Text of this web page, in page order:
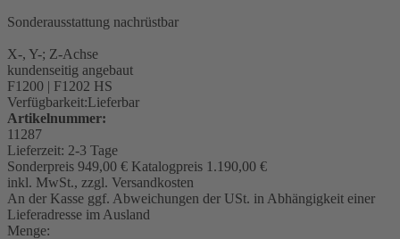
Sonderausstattung nachrüstbar
X-, Y-; Z-Achse
kundenseitig angebaut
F1200 | F1202 HS
Verfügbarkeit:Lieferbar
Artikelnummer:
11287
Lieferzeit: 2-3 Tage
Sonderpreis 949,00 € Katalogpreis 1.190,00 €
inkl. MwSt., zzgl. Versandkosten
An der Kasse ggf. Abweichungen der USt. in Abhängigkeit einer
Lieferadresse im Ausland
Menge: